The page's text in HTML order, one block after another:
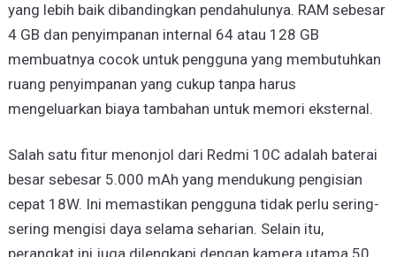
yang lebih baik dibandingkan pendahulunya. RAM sebesar
4 GB dan penyimpanan internal 64 atau 128 GB
membuatnya cocok untuk pengguna yang membutuhkan
ruang penyimpanan yang cukup tanpa harus
mengeluarkan biaya tambahan untuk memori eksternal.
Salah satu fitur menonjol dari Redmi 10C adalah baterai
besar sebesar 5.000 mAh yang mendukung pengisian
cepat 18W. Ini memastikan pengguna tidak perlu sering-
sering mengisi daya selama seharian. Selain itu,